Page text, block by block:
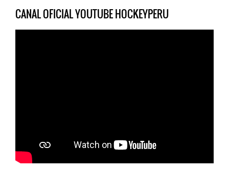
CANAL OFICIAL YOUTUBE HOCKEYPERU